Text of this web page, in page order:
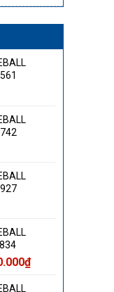
₫Giá